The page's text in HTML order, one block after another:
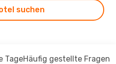
suchen
TageHäufig gestellte Fragen